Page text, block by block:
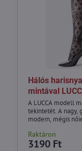
Hálós
mintával
A LUCCA modell
tekintetét. A nagy,
modern, mégis
tökéletes a
tudják, mit akarnak.
Raktáron
3190 Ft